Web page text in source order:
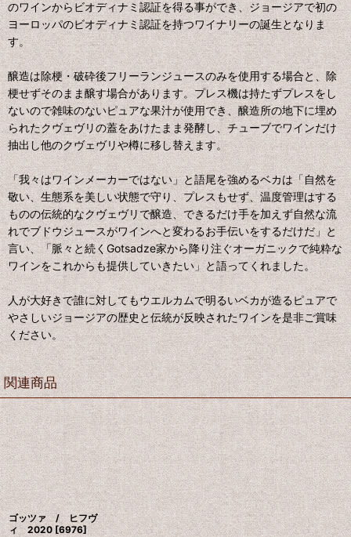
のワインからビオディナミ認証を得る事ができ、ジョージアで初の
ヨーロッパのビオディナミ認証を持つワイナリーの誕生となりま
す。
醸造は除梗・破砕後フリーランジュースのみを使用する場合と、除
梗せずそのまま醸す場合があります。プレス機は持たずプレスをし
ないので雑味のないピュアな果汁が使用でき、醸造所の地下に埋め
られたクヴェヴリの蓋をあけたまま発酵し、チューブでワインだけ
抽出し他のクヴェヴリや樽に移し替えます。
「我々はワインメーカーではない」と語尾を強めるベカは「自然を
敬い、生態系を美しい状態で守り、プレスもせず、温度管理はする
ものの伝統的なクヴェヴリで醸造、できるだけ手を加えず自然な流
れでブドウジュースがワインへと変わるお手伝いをするだけだ」と
言い、「脈々と続くGotsadze家から降り注ぐオーガニックで純粋な
ワインをこれからも提供していきたい」と語ってくれました。
人が大好きで誰に対してもウエルカムで明るいベカが造るピュアで
やさしいジョージアの歴史と伝統が反映されたワインを是非ご賞味
ください。
関連商品
ゴッツァ / ヒフヴ
ィ 2020 [6976]